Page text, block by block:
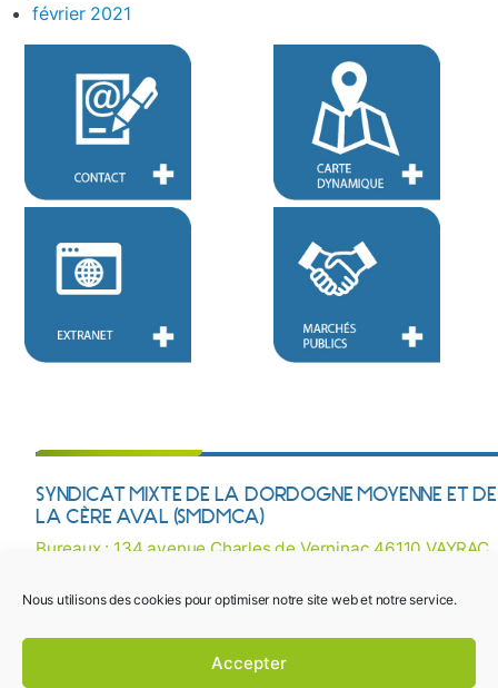
Nous utilisons des cookies pour optimiser notre site web et notre service.
Accepter
février 2021
SYNDICAT MIXTE DE LA DORDOGNE MOYENNE ET DE
LA CÈRE AVAL (SMDMCA)
Bureaux : 134 avenue Charles de Verninac 46110 VAYRAC
Mentions légales
Une question ? Besoin d’une information ? Contactez-